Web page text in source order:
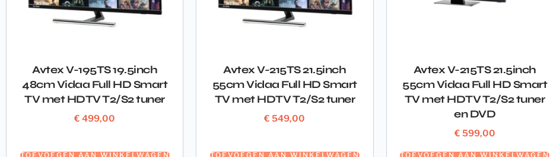
Avtex V-195TS 19.5inch
48cm Vidaa Full HD Smart
TV met HDTV T2/S2 tuner
€ 499,00
TOEVOEGEN AAN WINKELWAGEN
Avtex V-215TS 21.5inch
55cm Vidaa Full HD Smart
TV met HDTV T2/S2 tuner
€ 549,00
TOEVOEGEN AAN WINKELWAGEN
Avtex V-215TS 21.5inch
55cm Vidaa Full HD Smart
TV met HDTV T2/S2 tuner
en DVD
€ 599,00
TOEVOEGEN AAN WINKELWAGEN